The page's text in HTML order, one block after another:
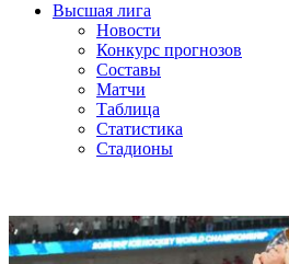
Высшая лига
Новости
Конкурс прогнозов
Составы
Матчи
Таблица
Статистика
Стадионы